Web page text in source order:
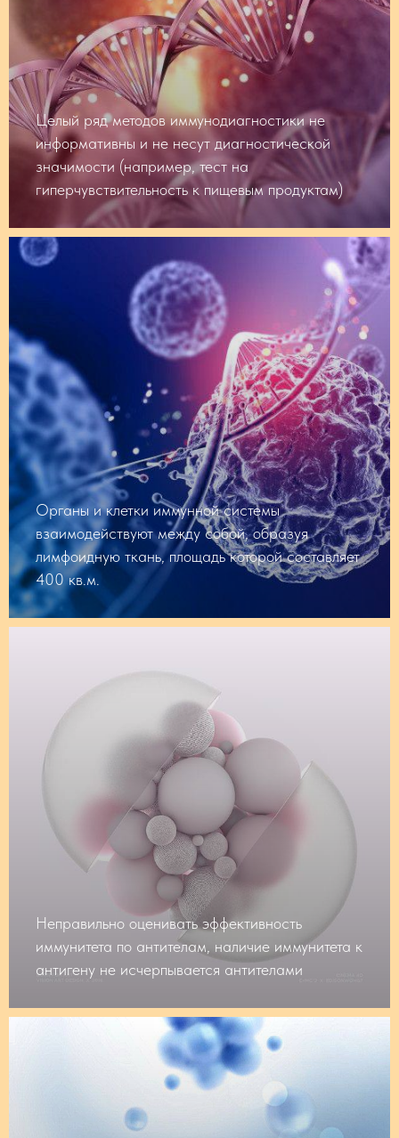
Целый ряд методов иммунодиагностики не
информативны и не несут диагностической
значимости (например, тест на
гиперчувствительность к пищевым продуктам)
Органы и клетки иммунной системы
взаимодействуют между собой, образуя
лимфоидную ткань, площадь которой составляет
400 кв.м.
Неправильно оценивать эффективность
иммунитета по антителам, наличие иммунитета к
антигену не исчерпывается антителами